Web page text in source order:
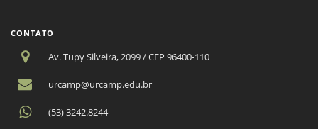
CONTATO
Av. Tupy Silveira, 2099 / CEP 96400-110
urcamp@urcamp.edu.br
(53) 3242.8244